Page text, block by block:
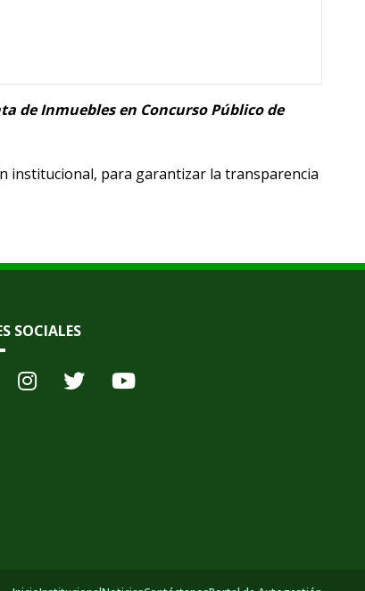
de Inmuebles en Concurso Público de
institucional, para garantizar la transparencia
SOCIALES